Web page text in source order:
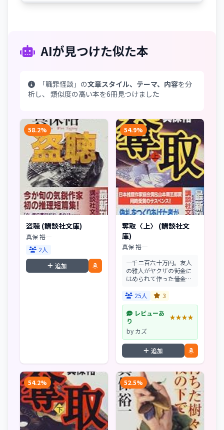
AIが見つけた似た本
「職罪怪談」の文章スタイル、テーマ、内容を分
析し、 類似度の高い本を6冊見つけました
58.2%
盗聴 (講談社文庫)
真保 裕一
2人
追加
54.9%
奪取〈上〉 (講談社文
庫)
真保 裕一
一千二百六十万円。友人
の雅人がヤクザの街金に
はめられて作った借金を
りを二人で実行しようと
ンや機械に詳しい彼なら
ではのアイデアで、大金
入手まであと一歩と迫
っ...
25人 3
レビューあ
り
★★★★
by カズ
追加
54.2% 52.5%